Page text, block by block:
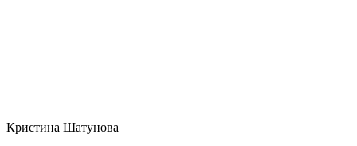
Кристина Шатунова